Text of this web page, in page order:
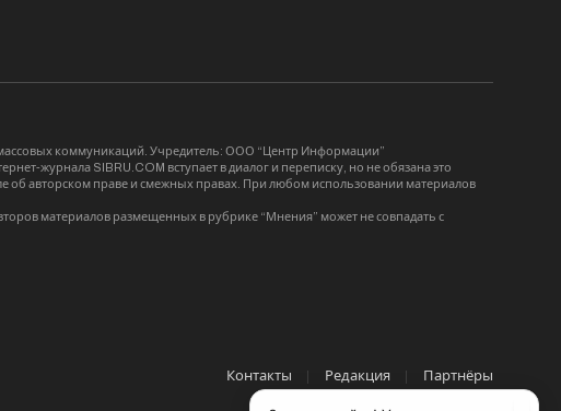
коммуникаций. Учредитель: ООО “Центр Информации”
журнала SIBRU.COM вступает в диалог и переписку, но не обязана это
об авторском праве и смежных правах. При любом использовании материалов
материалов размещенных в рубрике “Мнения” может не совпадать с
Контакты Редакция Партнёры